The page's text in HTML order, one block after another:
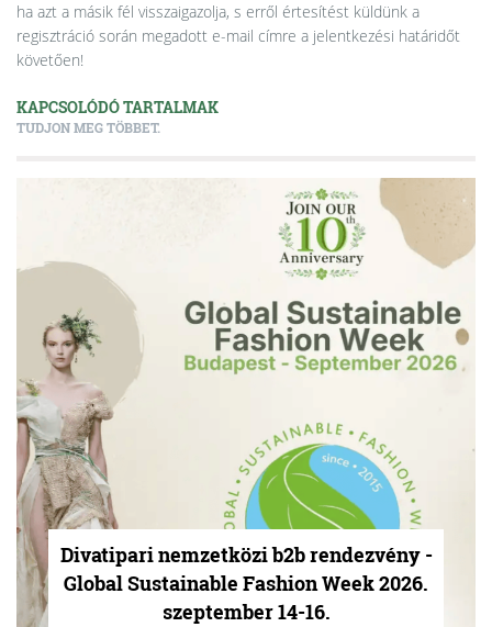
ha azt a másik fél visszaigazolja, s erről értesítést küldünk a
regisztráció során megadott e-mail címre a jelentkezési határidőt
követően!
KAPCSOLÓDÓ TARTALMAK
TUDJON MEG TÖBBET.
Divatipari nemzetközi b2b rendezvény -
Global Sustainable Fashion Week 2026.
szeptember 14-16.